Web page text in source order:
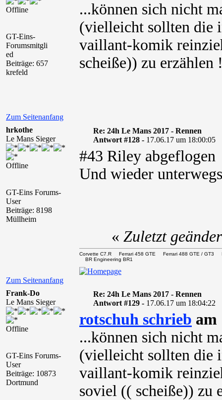
Offline
GT-Eins-
Forumsmitgli
ed
Beiträge: 657
krefeld
...können sich nicht
(vielleicht sollten die
vaillant-komik
scheiße)) zu erzählen
Zum Seitenanfang
hrkothe
Le Mans Sieger
Offline
GT-Eins Forums-
User
Beiträge: 8198
Müllheim
Re: 24h Le Mans 2017 - Rennen
Antwort #128 - 17.06.17 um 18:00:05
#43 Riley abgeflogen
Und wieder unterwegs
Zum Seitenanfang
« Zuletzt
Corvette C7.R Ferrari 458 GTE Ferrari 488 GTE /
BR Engineering BR1
Frank-Do
Le Mans Sieger
Offline
GT-Eins Forums-
User
Beiträge: 10873
Dortmund
Re: 24h Le Mans 2017 - Rennen
Antwort #129 - 17.06.17 um 18:04:22
rotschuh schrieb am
...können sich nicht
(vielleicht sollten die
vaillant-komik
soviel (( scheiße)) zu